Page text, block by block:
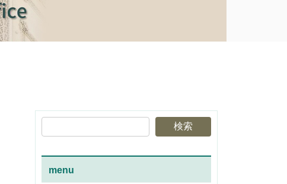
検索
menu